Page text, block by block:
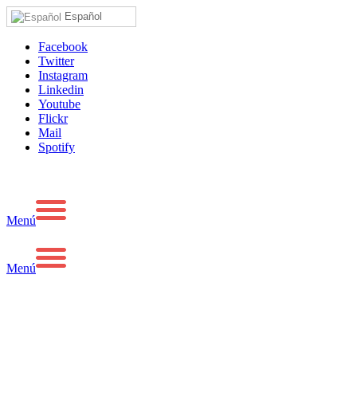
Español
Facebook
Twitter
Instagram
Linkedin
Youtube
Flickr
Mail
Spotify
Menú
Menú